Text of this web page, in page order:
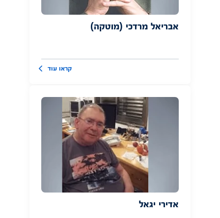
אבריאל מרדכי (מוטקה)
קראו עוד
אדירי יגאל